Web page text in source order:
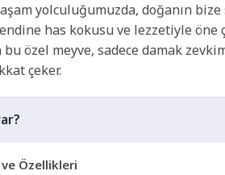
yolculuğumuzda, doğanın
has kokusu ve lezzetiyle öne
özel meyve, sadece damak
çeker.
Özellikleri